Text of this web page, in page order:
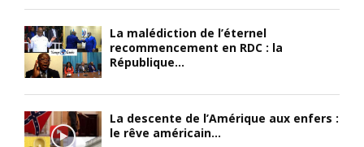
La malédiction de l’éternel
recommencement en RDC : la
République...
La descente de l’Amérique aux enfers :
le rêve américain...